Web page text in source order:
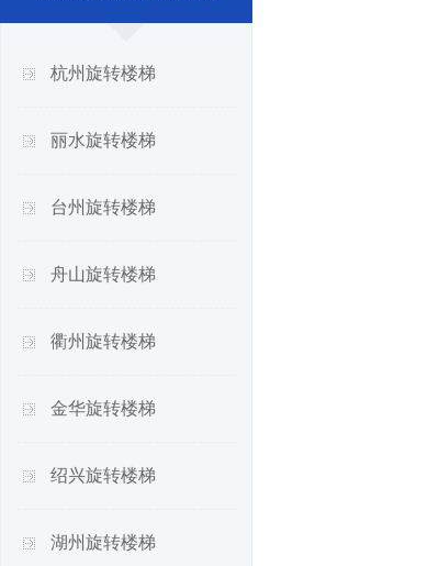
杭州旋转楼梯
丽水旋转楼梯
台州旋转楼梯
舟山旋转楼梯
衢州旋转楼梯
金华旋转楼梯
绍兴旋转楼梯
湖州旋转楼梯